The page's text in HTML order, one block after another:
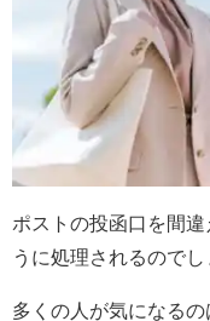
ポストの投函口を間
うに処理されるのでし
多くの人が気になる